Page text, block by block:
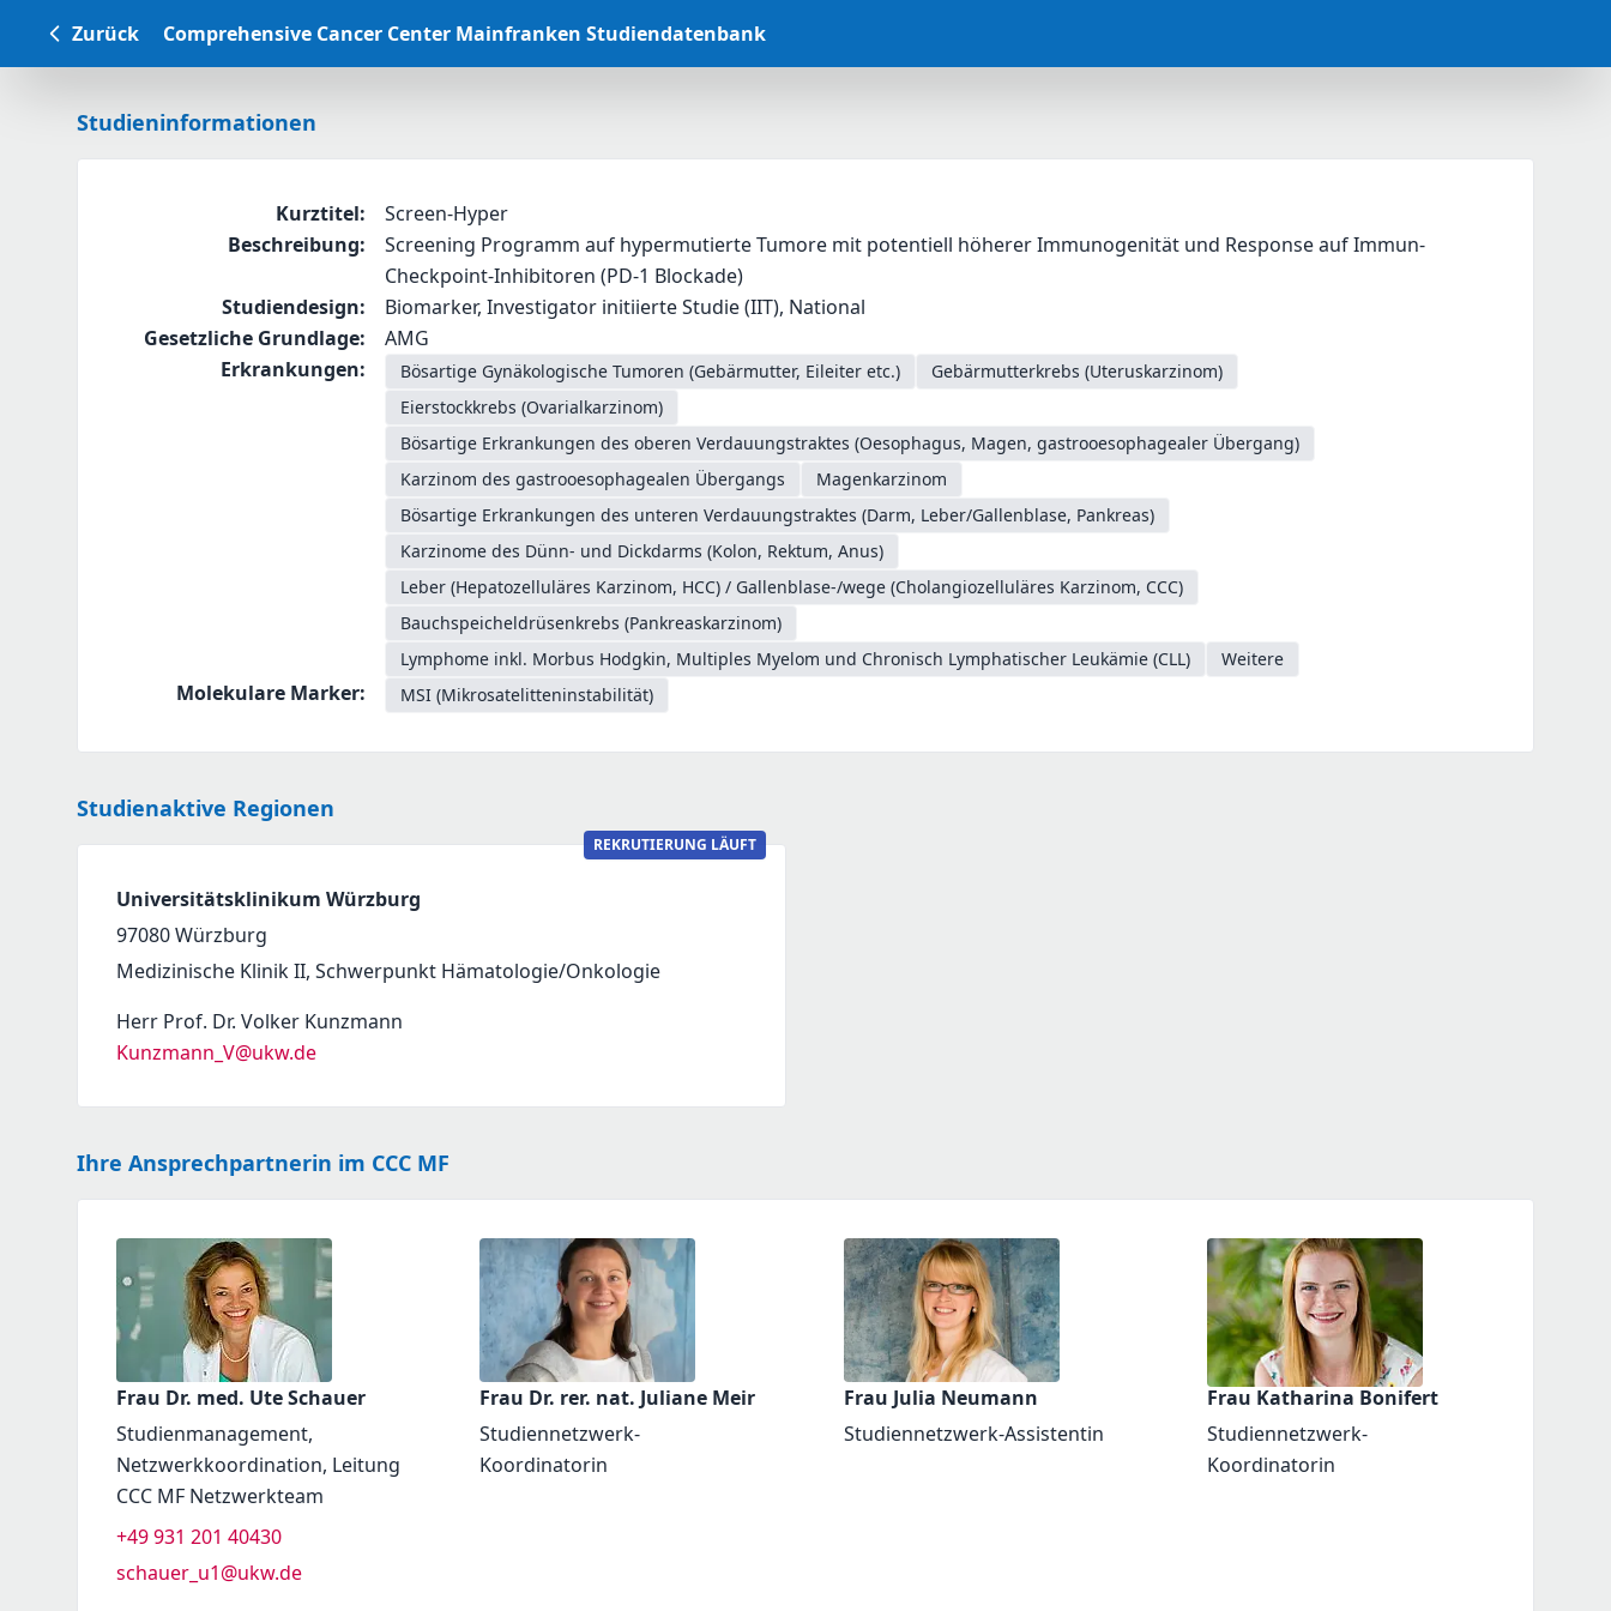
Zurück Comprehensive Cancer Center Mainfranken Studiendatenbank
Studieninformationen
Kurztitel:
Screen-Hyper
Beschreibung:
Screening Programm auf hypermutierte Tumore mit potentiell höherer Immunogenität und Response auf Immun-
Checkpoint-Inhibitoren (PD-1 Blockade)
Studiendesign:
Biomarker, Investigator initiierte Studie (IIT), National
Gesetzliche Grundlage:
AMG
Erkrankungen: Bösartige Gynäkologische Tumoren (Gebärmutter, Eileiter etc.)
Gebärmutterkrebs (Uteruskarzinom)
Eierstockkrebs (Ovarialkarzinom)
Bösartige Erkrankungen des oberen Verdauungstraktes (Oesophagus, Magen, gastrooesophagealer Übergang)
Karzinom des gastrooesophagealen Übergangs
Magenkarzinom
Bösartige Erkrankungen des unteren Verdauungstraktes (Darm, Leber/Gallenblase, Pankreas)
Karzinome des Dünn- und Dickdarms (Kolon, Rektum, Anus)
Leber (Hepatozelluläres Karzinom, HCC) / Gallenblase-/wege (Cholangiozelluläres Karzinom, CCC)
Bauchspeicheldrüsenkrebs (Pankreaskarzinom)
Lymphome inkl. Morbus Hodgkin, Multiples Myelom und Chronisch Lymphatischer Leukämie (CLL)
Weitere
Molekulare Marker: MSI (Mikrosatelitteninstabilität)
Studienaktive Regionen
REKRUTIERUNG LÄUFT
Universitätsklinikum Würzburg
97080Würzburg
Medizinische Klinik II, Schwerpunkt Hämatologie/Onkologie
Herr Prof. Dr. Volker Kunzmann
Kunzmann_V@ukw.de
Ihre Ansprechpartnerin im CCC MF
Frau Dr. med. Ute Schauer
Studienmanagement,
Netzwerkkoordination, Leitung
CCC MF Netzwerkteam
+49 931 201 40430
schauer_u1@ukw.de
Frau Dr. rer. nat. Juliane Meir
Studiennetzwerk-
Koordinatorin
Frau Julia Neumann
Studiennetzwerk-Assistentin
Frau Katharina Bonifert
Studiennetzwerk-
Koordinatorin